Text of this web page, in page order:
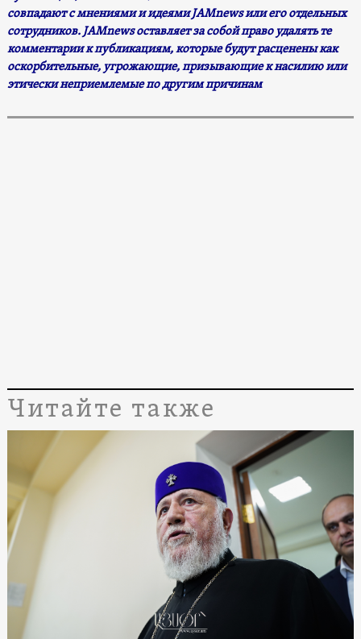
совпадают с мнениями и идеями JAMnews или его отдельных
сотрудников. JAMnews оставляет за собой право удалять те
комментарии к публикациям, которые будут расценены как
оскорбительные, угрожающие, призывающие к насилию или
этически неприемлемые по другим причинам
Читайте также